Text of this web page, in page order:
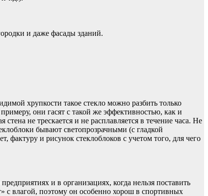
и даже фасады зданий.
хрупкости такое стекло можно разбить только
они гасят с такой же эффективностью, как и
не трескается и не расплавляется в течение часа. Не
бывают светопрозрачными (с гладкой
и рисунок стеклоблоков с учетом того, для чего
и в организациях, когда нельзя поставить
с влагой, поэтому он особенно хорош в спортивных